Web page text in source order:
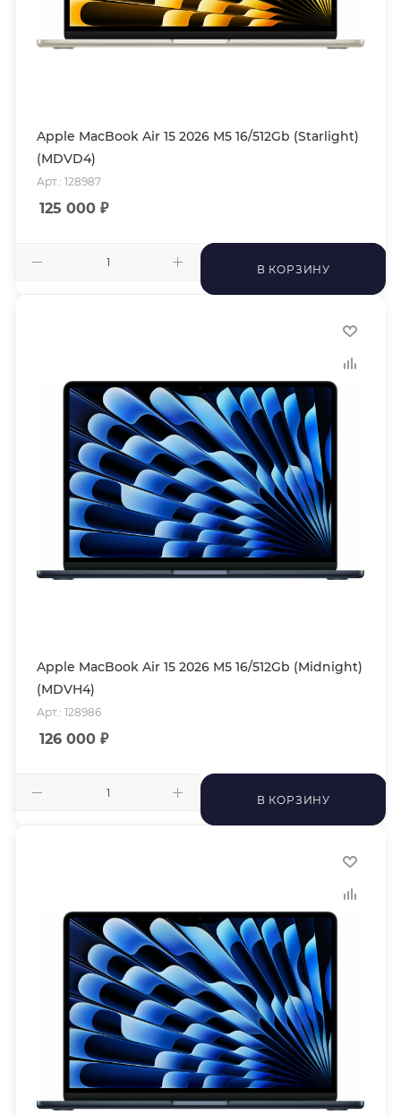
Apple MacBook Air 15 2026 M5 16/512Gb (Starlight)
(MDVD4)
Арт.: 128987
125 000 ₽
В КОРЗИНУ
Apple MacBook Air 15 2026 M5 16/512Gb (Midnight)
(MDVH4)
Арт.: 128986
126 000 ₽
В КОРЗИНУ